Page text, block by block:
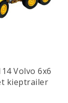
Volvo 6x6
kieptrailer